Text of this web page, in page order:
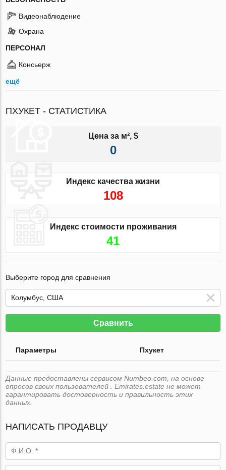
Видеонаблюдение
Охрана
ПЕРСОНАЛ
Консьерж
ещё
ПХУКЕТ - СТАТИСТИКА
Цена за м², $
0
Индекс качества жизни
108
Индекс стоимости проживания
41
Выберите город для сравнения
Сравнить
Параметры Пхукет
Данные предоставлены сервисом Numbeo.com, на основе
опросов своих пользователей . Emirates.estate не может
гарантировать достоверность и правильность этих
данных.
НАПИСАТЬ ПРОДАВЦУ